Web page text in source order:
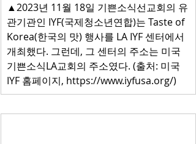
▲2023년 11월 18일 기쁜소식선교회의 유
관기관인 IYF(국제청소년연합)는 Taste of
Korea(한국의 맛) 행사를 LA IYF 센터에서
개최했다. 그런데, 그 센터의 주소는 미국
기쁜소식LA교회의 주소였다. (출처: 미국
IYF 홈페이지, https://www.iyfusa.org/)